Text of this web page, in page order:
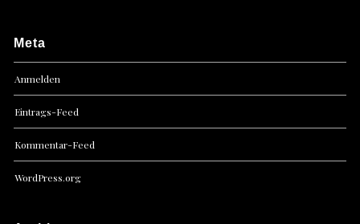
Meta
Anmelden
Eintrags-Feed
Kommentar-Feed
WordPress.org